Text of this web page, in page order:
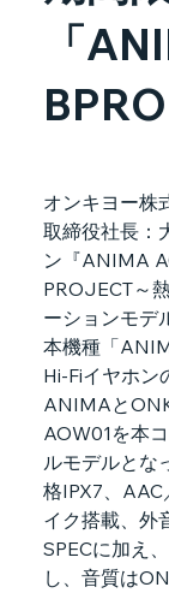
「
オンキヨー株
取締役社長：
ン『ANIMA
PROJECT～
ーションモデ
本機種「
Hi-Fiイヤホン
ANIMAと
AOW01を本
ルモデルとな
格IPX7、
イク搭載、外
SPECに加え
し、音質は